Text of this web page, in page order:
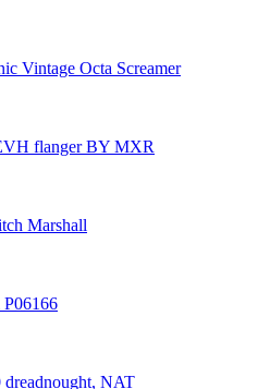
Vintage Octa Screamer
flanger BY MXR
Marshall
dreadnought, NAT